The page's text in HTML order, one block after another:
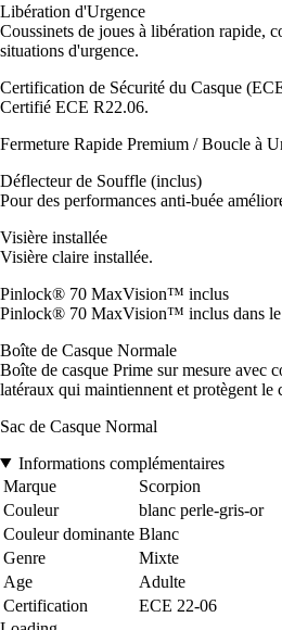
Libération d'Urgence
Coussinets de joues à libération rapide,
situations d'urgence.
Certification de Sécurité du Casque
Certifié ECE R22.06.
Fermeture Rapide Premium / Boucle à
Déflecteur de Souffle (inclus)
Pour des performances anti-buée
Visière installée
Visière claire installée.
Pinlock® 70 MaxVision™ inclus
Pinlock® 70 MaxVision™ inclus dans le
Boîte de Casque Normale
Boîte de casque Prime sur mesure avec
latéraux qui maintiennent et protègent le
Sac de Casque Normal
Informations complémentaires
Marque
Scorpion
Couleur
blanc perle-gris-or
Couleur dominante Blanc
Genre
Mixte
Age
Adulte
Certification
ECE 22-06